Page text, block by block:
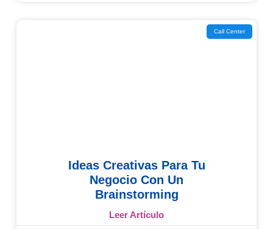
Call Center
Ideas Creativas Para Tu
Negocio Con Un
Brainstorming
Leer Artículo